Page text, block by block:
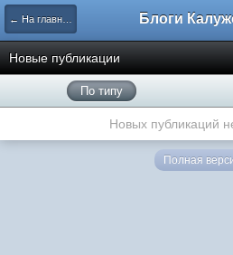
← На главную
Новые публикации
По типу
Новых публикаций
Полная